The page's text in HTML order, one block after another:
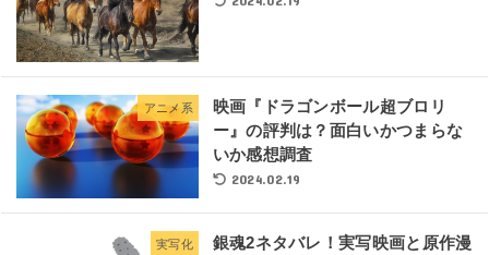
アニメ系
映画『ドラゴンボール超ブロリ
ー』の評判は？面白いかつまらな
いか感想調査
2024.02.19
実写化
銀魂2ネタバレ！実写映画と原作漫